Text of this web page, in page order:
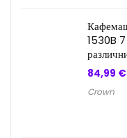
1530B 7
84,99 €
Crown